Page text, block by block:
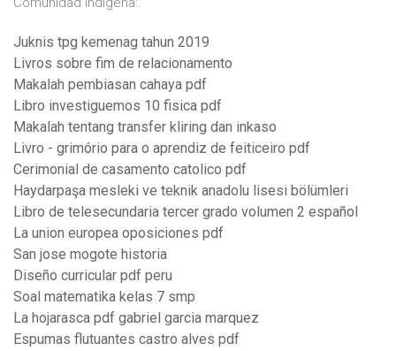
Juknis tpg kemenag tahun 2019
Livros sobre fim de relacionamento
Makalah pembiasan cahaya pdf
Libro investiguemos 10 fisica pdf
Makalah tentang transfer kliring dan inkaso
Livro - grimório para o aprendiz de feiticeiro pdf
Cerimonial de casamento catolico pdf
Haydarpaşa mesleki ve teknik anadolu lisesi bölümleri
Libro de telesecundaria tercer grado volumen 2 español
La union europea oposiciones pdf
San jose mogote historia
Diseño curricular pdf peru
Soal matematika kelas 7 smp
La hojarasca pdf gabriel garcia marquez
Espumas flutuantes castro alves pdf